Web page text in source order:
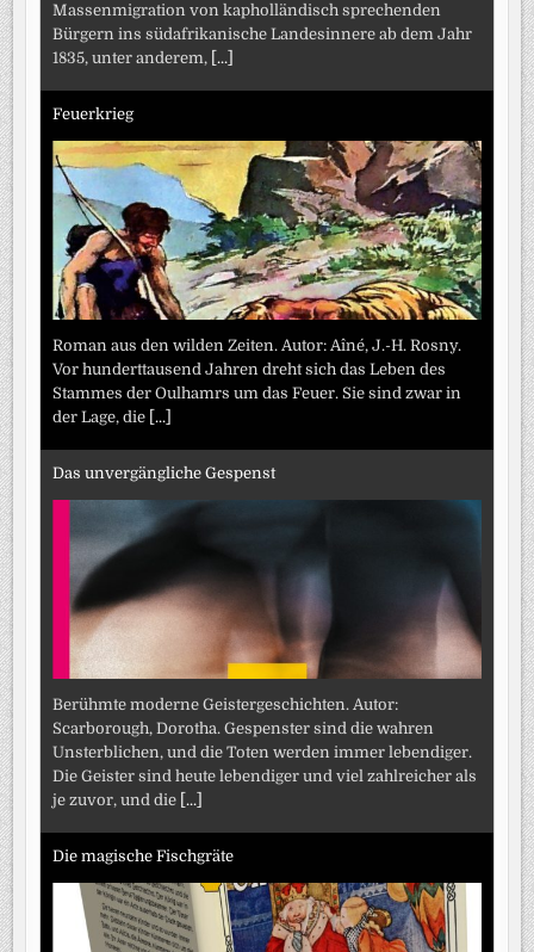
Massenmigration von kapholländisch sprechenden
Bürgern ins südafrikanische Landesinnere ab dem Jahr
1835, unter anderem, [...]
Feuerkrieg
Roman aus den wilden Zeiten. Autor: Aîné, J.-H. Rosny.
Vor hunderttausend Jahren dreht sich das Leben des
Stammes der Oulhamrs um das Feuer. Sie sind zwar in
der Lage, die [...]
Das unvergängliche Gespenst
Berühmte moderne Geistergeschichten. Autor:
Scarborough, Dorotha. Gespenster sind die wahren
Unsterblichen, und die Toten werden immer lebendiger.
Die Geister sind heute lebendiger und viel zahlreicher als
je zuvor, und die [...]
Die magische Fischgräte